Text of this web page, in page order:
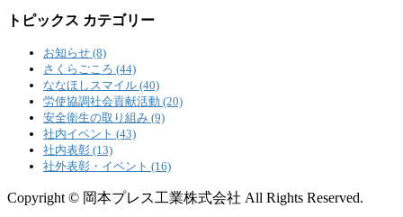
トピックス カテゴリー
お知らせ (8)
さくらごころ (44)
ななほしスマイル (40)
労使協調社会貢献活動 (20)
安全衛生の取り組み (9)
社内イベント (43)
社内表彰 (13)
社外表彰・イベント (16)
Copyright © 岡本プレス工業株式会社 All Rights Reserved.